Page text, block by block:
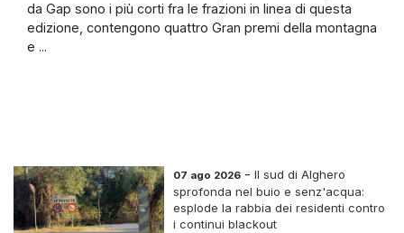
da Gap sono i più corti fra le frazioni in linea di questa
edizione, contengono quattro Gran premi della montagna
e ...
07 ago 2026 -Il sud di Alghero
sprofonda nel buio e senz'acqua:
esplode la rabbia dei residenti contro
i continui blackout